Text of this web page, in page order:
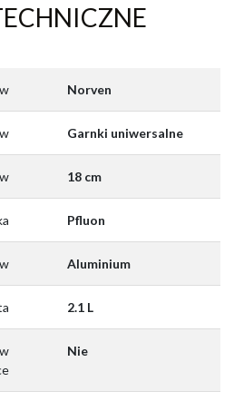
Norven
Garnki uniwersalne
18 cm
Pfluon
Aluminium
2.1 L
Nie